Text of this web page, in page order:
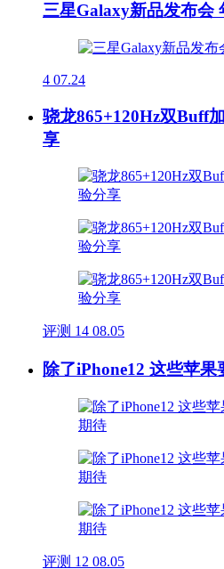
三星Galaxy新品发布会
4 07.24
骁龙865+120Hz双Buff
享
评测 14 08.05
除了iPhone12 这些苹
评测 12 08.05